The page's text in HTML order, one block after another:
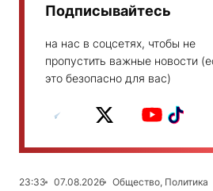
Подписывайтесь
на нас в соцсетях, чтобы не
пропустить важные новости
это безопасно для вас)
23:33 07.08.2026
Общество, Политика